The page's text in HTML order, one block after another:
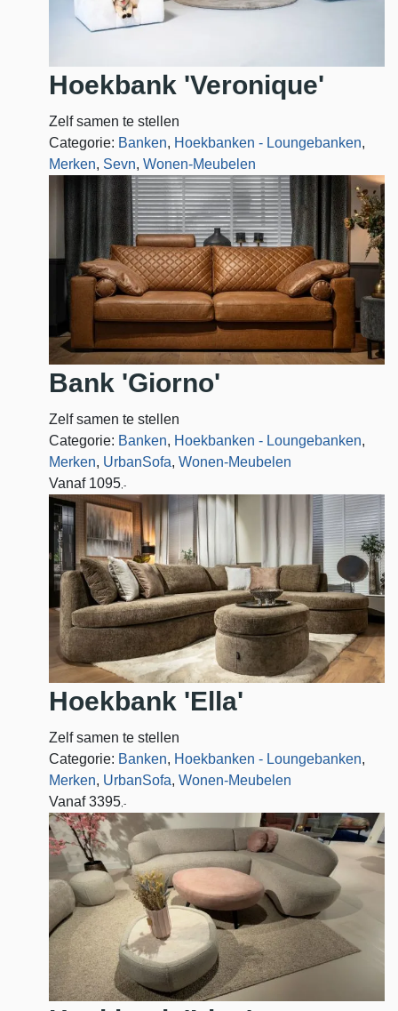
Hoekbank 'Veronique'
Zelf samen te stellen
Categorie: Banken, Hoekbanken - Loungebanken,
Merken, Sevn, Wonen-Meubelen
Bank 'Giorno'
Zelf samen te stellen
Categorie: Banken, Hoekbanken - Loungebanken,
Merken, UrbanSofa, Wonen-Meubelen
Vanaf 1095 ,-
Hoekbank 'Ella'
Zelf samen te stellen
Categorie: Banken, Hoekbanken - Loungebanken,
Merken, UrbanSofa, Wonen-Meubelen
Vanaf 3395 ,-